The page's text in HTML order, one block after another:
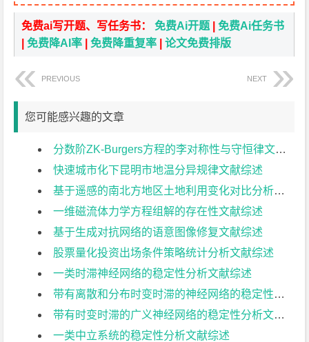
免费ai写开题、写任务书：免费Ai开题 |免费Ai任务书
|免费降AI率 |免费降重复率 |论文免费排版
PREVIOUS NEXT
您可能感兴趣的文章
分数阶ZK-Burgers方程的李对称性与守恒律文献综述
快速城市化下昆明市地温分异规律文献综述
基于遥感的南北方地区土地利用变化对比分析文献综述
一维磁流体力学方程组解的存在性文献综述
基于生成对抗网络的语意图像修复文献综述
股票量化投资出场条件策略统计分析文献综述
一类时滞神经网络的稳定性分析文献综述
带有离散和分布时变时滞的神经网络的稳定性分析文献综述
带有时变时滞的广义神经网络的稳定性分析文献综述
一类中立系统的稳定性分析文献综述